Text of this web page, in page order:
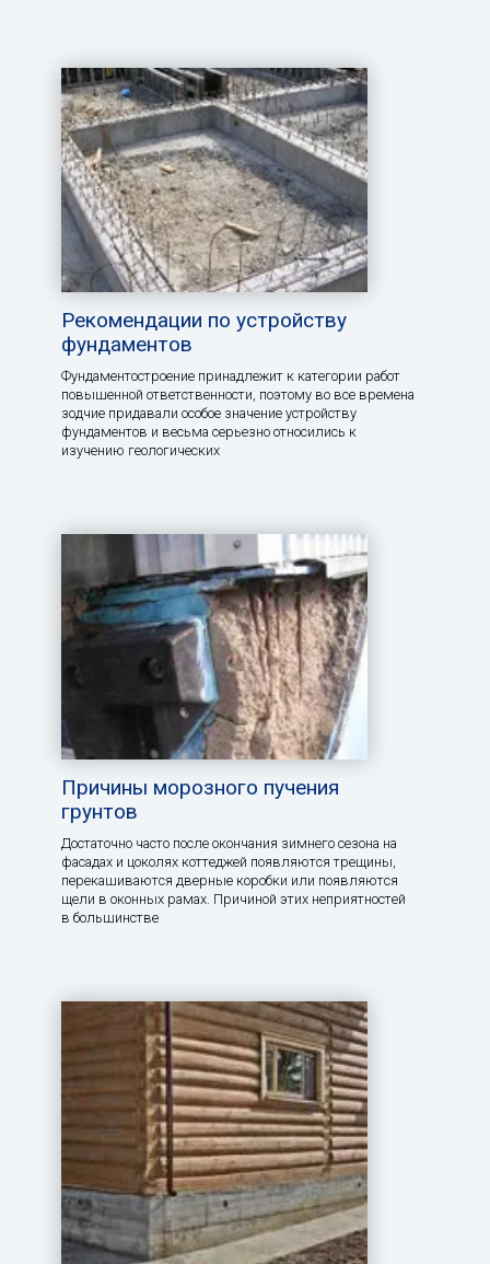
Рекомендации по устройству
фундаментов
Фундаментостроение принадлежит к категории работ
повышенной ответственности, поэтому во все времена
зодчие придавали особое значение устройству
фундаментов и весьма серьезно относились к
изучению геологических
Причины морозного пучения
грунтов
Достаточно часто после окончания зимнего сезона на
фасадах и цоколях коттеджей появляются трещины,
перекашиваются дверные коробки или появляются
щели в оконных рамах. Причиной этих неприятностей
в большинстве